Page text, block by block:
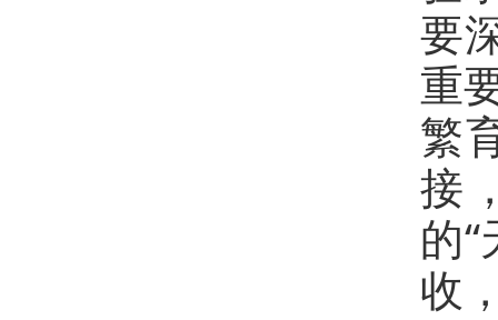
要
重
繁
接
的
收